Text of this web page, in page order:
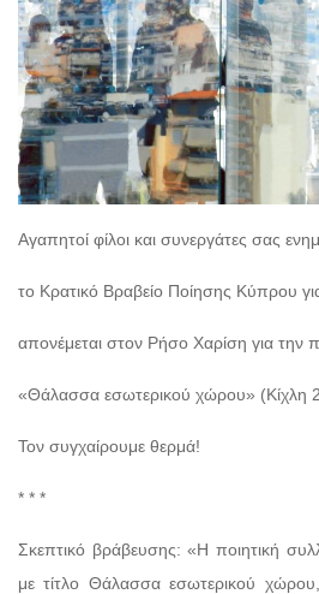
Αγαπητοί φίλοι και συνεργάτες σας
το Κρατικό Βραβείο Ποίησης Κύπρου
απονέμεται στον Ρήσο Χαρίση για την
«Θάλασσα εσωτερικού χώρου» (Κίχλη
Τον συγχαίρουμε θερμά!
* * *
Σκεπτικό βράβευσης: «Η ποιητική
με τίτλο Θάλασσα εσωτερικού